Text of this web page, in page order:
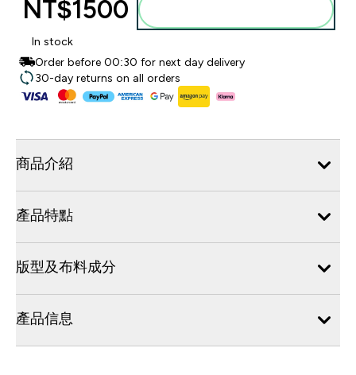
NT$1500‎
In stock
Order before 00:30 for next day delivery
30-day returns on all orders
商品介紹
產品特點
版型及布料成分
產品信息